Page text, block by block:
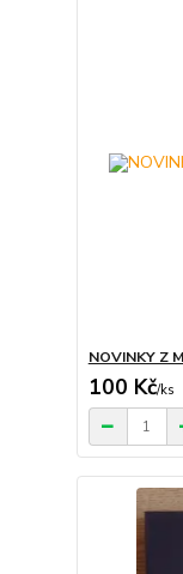
NOVINKY Z
100 Kč/ks